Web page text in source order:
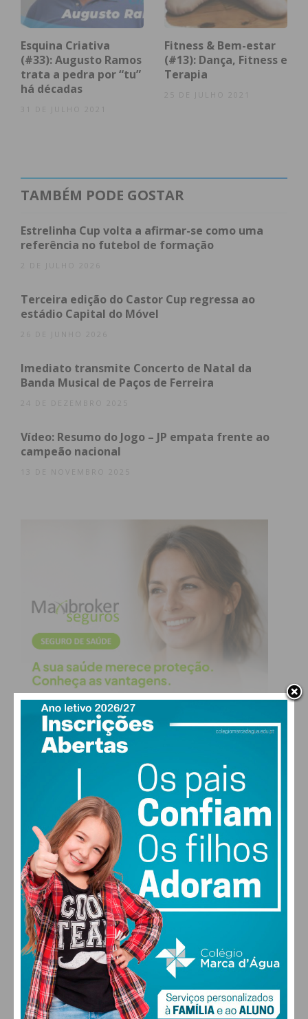
Subscreva a newsletter do
Imediato
Eu li e concordo com ostermos e
Esquina Criativa
(#33): Augusto Ramos
trata a pedra por “tu”
há décadas
Fitness & Bem-estar
(#13): Dança, Fitness e
Terapia
TAMBÉM PODE GOSTAR
Estrelinha Cup volta a afirmar-se como uma
referência no futebol de formação
Terceira edição do Castor Cup regressa ao
estádio Capital do Móvel
Imediato transmite Concerto de Natal da
Banda Musical de Paços de Ferreira
24 DE DEZEMBRO 2025
Vídeo: Resumo do Jogo – JP empata frente ao
campeão nacional